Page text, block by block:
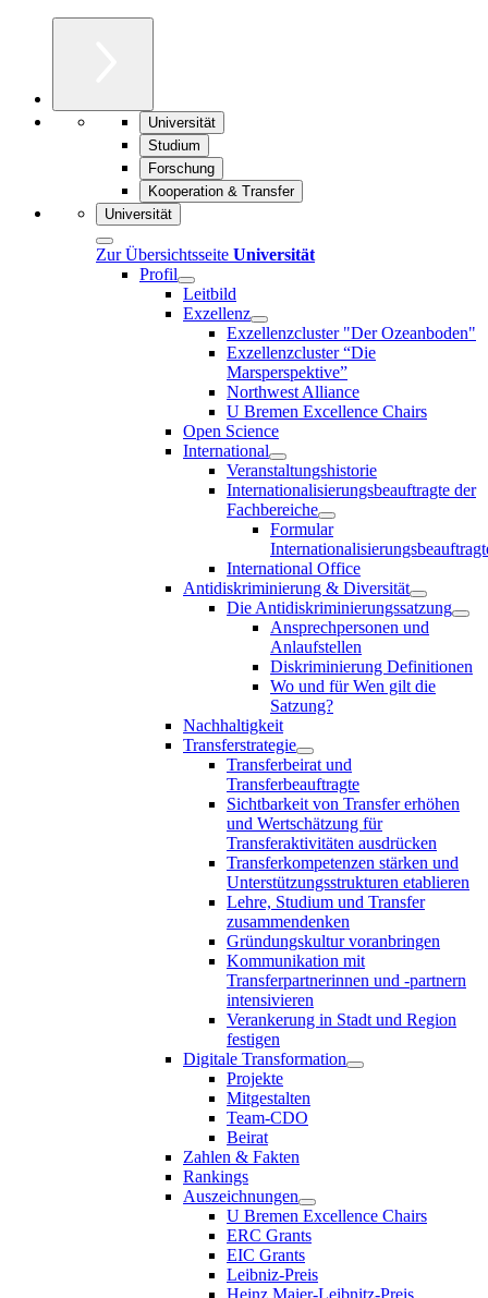
Universität
Studium
Forschung
Kooperation & Transfer
Universität
Zur Übersichtsseite Universität
Profil
Leitbild
Exzellenz
Exzellenzcluster "Der Ozeanboden"
Exzellenzcluster “Die
Marsperspektive”
Northwest Alliance
U Bremen Excellence Chairs
Open Science
International
Veranstaltungshistorie
Internationalisierungsbeauftragte der
Fachbereiche
Formular
International Office
Antidiskriminierung & Diversität
Die Antidiskriminierungssatzung
Ansprechpersonen und
Anlaufstellen
Diskriminierung Definitionen
Wo und für Wen gilt die
Satzung?
Nachhaltigkeit
Transferstrategie
Transferbeirat und
Transferbeauftragte
Sichtbarkeit von Transfer erhöhen
und Wertschätzung für
Transferaktivitäten ausdrücken
Transferkompetenzen stärken und
Unterstützungsstrukturen etablieren
Lehre, Studium und Transfer
zusammendenken
Gründungskultur voranbringen
Kommunikation mit
Transferpartnerinnen und -partnern
intensivieren
Verankerung in Stadt und Region
festigen
Digitale Transformation
Projekte
Mitgestalten
Team-CDO
Beirat
Zahlen & Fakten
Rankings
Auszeichnungen
U Bremen Excellence Chairs
ERC Grants
EIC Grants
Leibniz-Preis
Heinz Maier-Leibnitz-Preis